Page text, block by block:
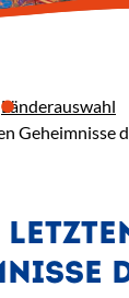
Länderauswahl
Geheimnisse